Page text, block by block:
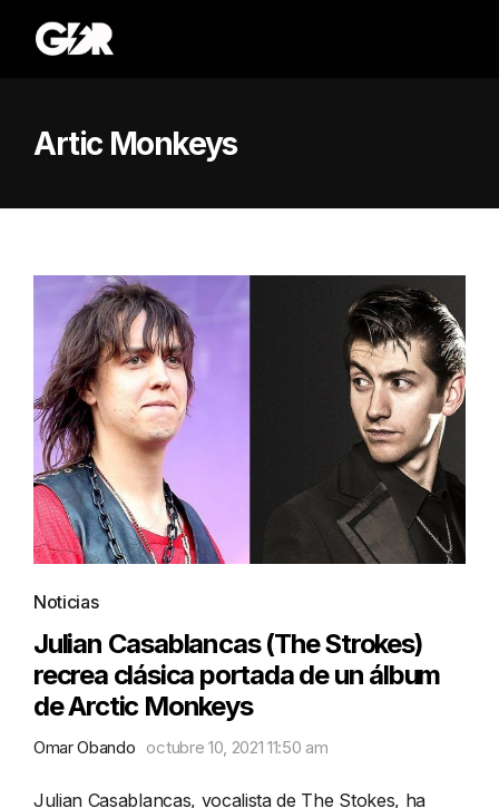
Artic Monkeys
Noticias
Julian Casablancas (The Strokes)
recrea clásica portada de un álbum
de Arctic Monkeys
Omar Obando octubre 10, 2021 11:50 am
Julian Casablancas, vocalista de The Stokes, ha